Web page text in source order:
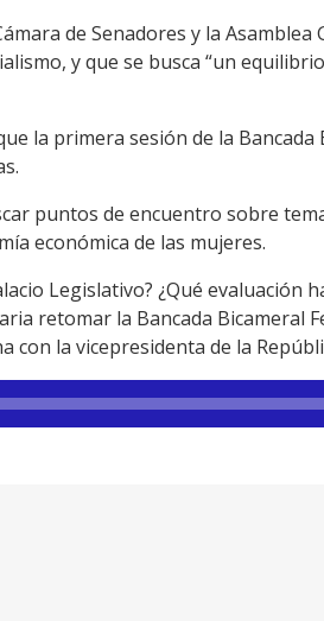
de Senadores y la
y que se busca “un
la primera sesión de la Bancada
puntos de encuentro sobre
económica de las mujeres.
Legislativo? ¿Qué evaluación
retomar la Bancada Bicameral
con la vicepresidenta de la